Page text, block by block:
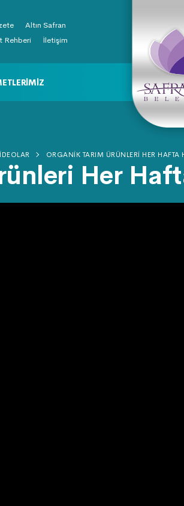
Altın Safran
Rehberi İletişim
ORGANIK TARIM ÜRÜNLERI HER
Her